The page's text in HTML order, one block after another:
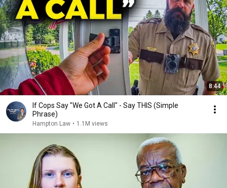
8:44
If Cops Say "We Got A Call" - Say THIS (Simple
Phrase)
Hampton Law • 1.1M views